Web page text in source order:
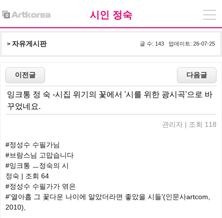
시인 정숙
글 수: 143 업데이트: 26-07-25
> 자유게시판
잉크통 정 숙 -시집 위기의 꽃에서 '시를 위한 광시곡'으로 바
꾸었네요.
관리자 | 조회 118
#정성수 수필가님
#브람스님 고맙습니다
#잉크통 ㅡ정숙의 시
정숙 | 조회 64
#정성수 수필가가 엮은
#'열아홉 그 꽃다운 나이에 알았더라면 좋았을 시들'(인문사artcom,
2010),